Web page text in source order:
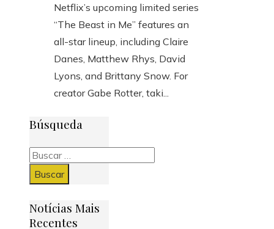
Netflix’s upcoming limited series
“The Beast in Me” features an
all-star lineup, including Claire
Danes, Matthew Rhys, David
Lyons, and Brittany Snow. For
creator Gabe Rotter, taki...
Búsqueda
Buscar:
Notícias Mais
Recentes